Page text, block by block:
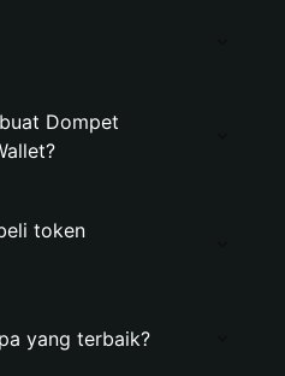
Dompet
token
yang terbaik?